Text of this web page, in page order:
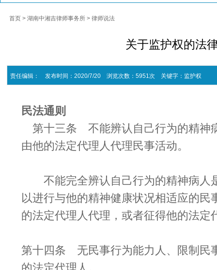
首页 > 湖南中湘吉律师事务所 > 律师说法
关于监护权的法
责任编辑： 发布时间：2020/7/20 浏览次数：5951次 关键字： 监护权
民法通则
第十三条 不能辨认自己行为的精神
由他的法定代理人代理民事活动。
不能完全辨认自己行为的精神病人
以进行与他的精神健康状况相适应的民
的法定代理人代理，或者征得他的法定
第十四条 无民事行为能力人、限制民